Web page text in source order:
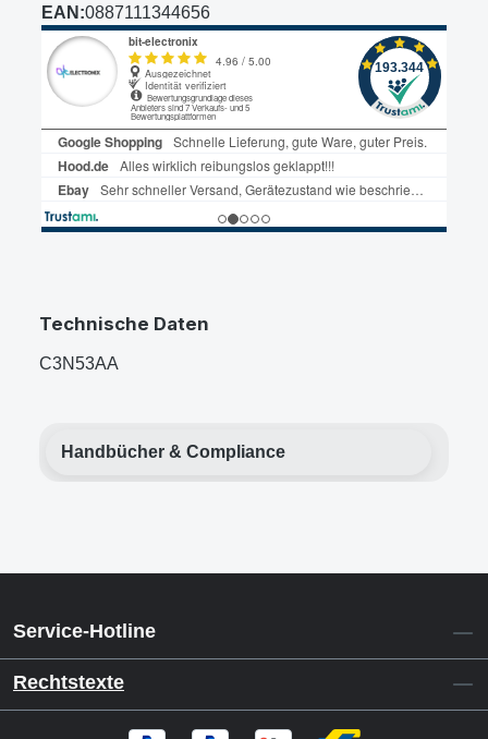
EAN:0887111344656
Technische Daten
C3N53AA
Handbücher & Compliance
Service-Hotline
Rechtstexte